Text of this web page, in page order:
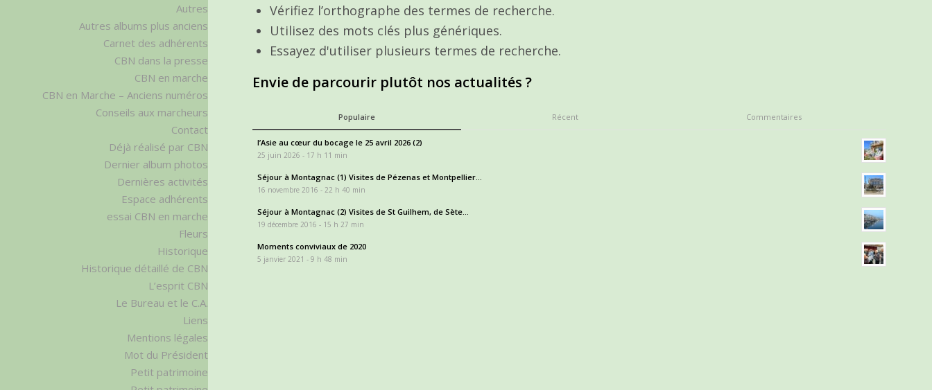
Vérifiez l’orthographe des termes de recherche.
Utilisez des mots clés plus génériques.
Essayez d'utiliser plusieurs termes de recherche.
Envie de parcourir plutôt nos actualités ?
Populaire Récent Commentaires
l’Asie au cœur du bocage le 25 avril 2026 (2)
25 juin 2026 - 17 h 11 min
Séjour à Montagnac (1) Visites de Pézenas et Montpellier...
16 novembre 2016 - 22 h 40 min
Séjour à Montagnac (2) Visites de St Guilhem, de Sète...
19 décembre 2016 - 15 h 27 min
Moments conviviaux de 2020
5 janvier 2021 - 9 h 48 min
Autres
Autres albums plus anciens
Carnet des adhérents
CBN dans la presse
CBN en marche
CBN en Marche – Anciens numéros
Conseils aux marcheurs
Contact
Déjà réalisé par CBN
Dernier album photos
Dernières activités
Espace adhérents
essai CBN en marche
Fleurs
Historique
Historique détaillé de CBN
L’esprit CBN
Le Bureau et le C.A.
Liens
Mentions légales
Mot du Président
Petit patrimoine